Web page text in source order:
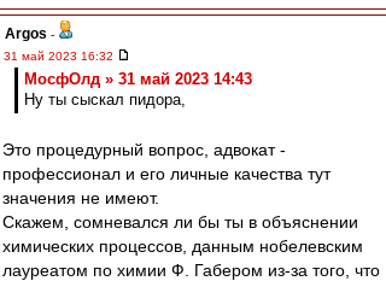
Argos -
31 май 2023 16:32
МосфОлд » 31 май 2023 14:43
Ну ты сыскал пидора,
Это процедурный вопрос, адвокат -
профессионал и его личные качества тут
значения не имеют.
Скажем, сомневался ли бы ты в объяснении
химических процессов, данным нобелевским
лауреатом по химии Ф. Габером из-за того, что